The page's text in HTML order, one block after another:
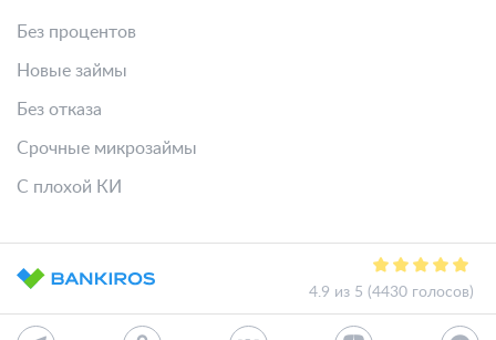
Без процентов
Новые займы
Без отказа
Срочные микрозаймы
С плохой КИ
4.9 из 5 (4430 голосов)